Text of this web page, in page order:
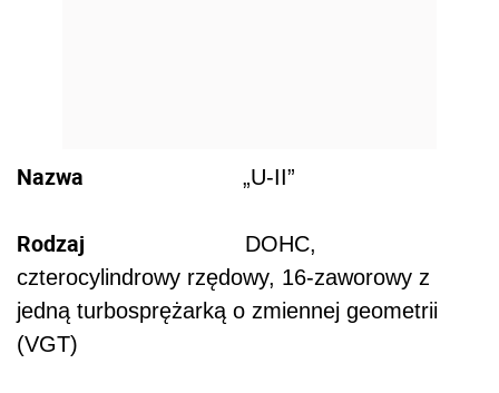
Nazwa „U-II”
Rodzaj DOHC,
czterocylindrowy rzędowy, 16-zaworowy z
jedną turbosprężarką o zmiennej geometrii
(VGT)